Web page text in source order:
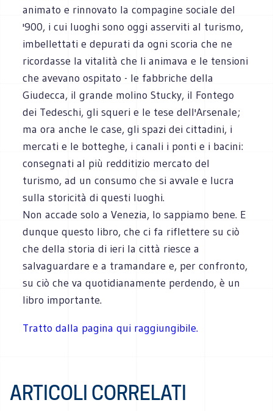
animato e rinnovato la compagine sociale del
'900, i cui luoghi sono oggi asserviti al turismo,
imbellettati e depurati da ogni scoria che ne
ricordasse la vitalità che li animava e le tensioni
che avevano ospitato - le fabbriche della
Giudecca, il grande molino Stucky, il Fontego
dei Tedeschi, gli squeri e le tese dell'Arsenale;
ma ora anche le case, gli spazi dei cittadini, i
mercati e le botteghe, i canali i ponti e i bacini:
consegnati al più redditizio mercato del
turismo, ad un consumo che si avvale e lucra
sulla storicità di questi luoghi.
Non accade solo a Venezia, lo sappiamo bene. E
dunque questo libro, che ci fa riflettere su ciò
che della storia di ieri la città riesce a
salvaguardare e a tramandare e, per confronto,
su ciò che va quotidianamente perdendo, è un
libro importante.
Tratto dalla pagina qui raggiungibile.
ARTICOLI CORRELATI